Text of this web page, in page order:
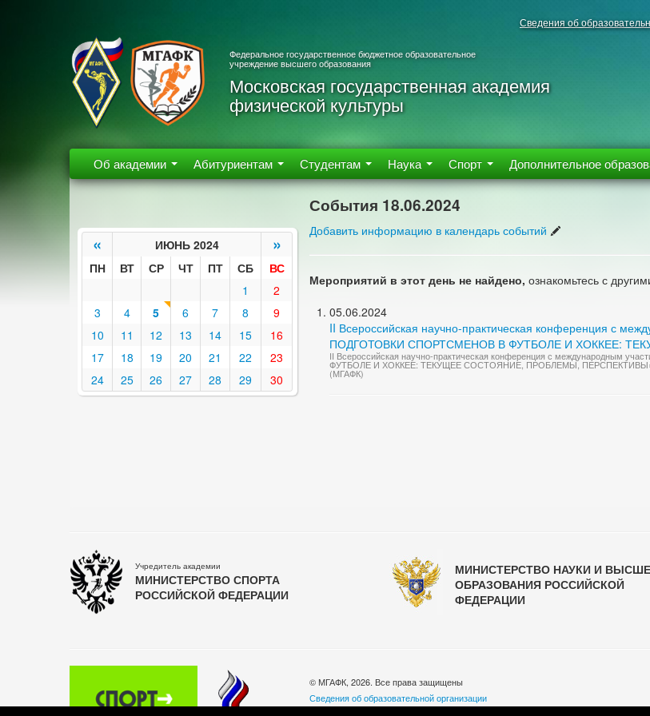
Сведения об
Федеральное государственное бюджетное образовательное
учреждение высшего образования
Московская государственная академия
физической культуры
Об академии Абитуриентам Студентам Наука Спорт Дополнительное
« ИЮНЬ 2024 »
ПН ВТ СР ЧТ ПТ СБ
ВС
1
2
3
4 5 6 7 8
9
10
11 12 13 14 15
16
17
18 19 20 21 22
23
24
25 26 27 28 29 30
События 18.06.2024
Добавить информацию в календарь событий
Мероприятий в этот день не найдено, ознакомьтесь с
05.06.2024
II Всероссийская научно-практическая конференция с
ПОДГОТОВКИ СПОРТСМЕНОВ В ФУТБОЛЕ И ХОККЕЕ:
II Всероссийская научно-практическая конференция с
ФУТБОЛЕ И ХОККЕЕ: ТЕКУЩЕЕ СОСТОЯНИЕ, ПРОБЛЕМЫ, ПЕРСПЕКТИВЫ»
(МГАФК)
Учредитель академии
МИНИСТЕРСТВО СПОРТА
РОССИЙСКОЙ ФЕДЕРАЦИИ
МИНИСТЕРСТВО НАУКИ И
ОБРАЗОВАНИЯ РОССИЙСКОЙ
ФЕДЕРАЦИИ
© МГАФК, 2026. Все права защищены
Сведения об образовательной организации